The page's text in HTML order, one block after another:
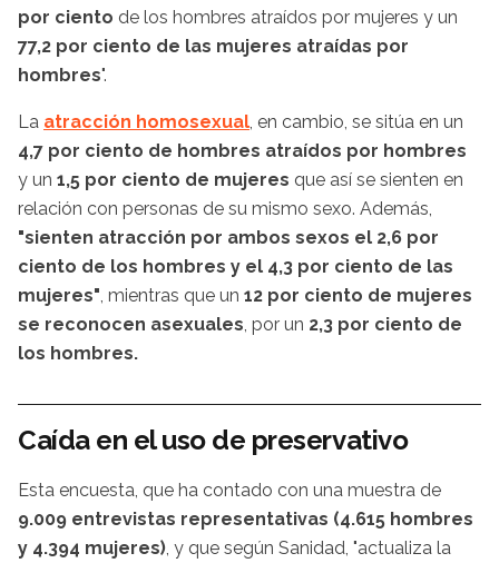
por ciento de los hombres atraídos por mujeres y un
77,2 por ciento de las mujeres atraídas por
hombres".
La atracción homosexual, en cambio, se sitúa en un
4,7 por ciento de hombres atraídos por hombres
y un 1,5 por ciento de mujeres que así se sienten en
relación con personas de su mismo sexo. Además,
"sienten atracción por ambos sexos el 2,6 por
ciento de los hombres y el 4,3 por ciento de las
mujeres", mientras que un 12 por ciento de mujeres
se reconocen asexuales, por un 2,3 por ciento de
los hombres.
Caída en el uso de preservativo
Esta encuesta, que ha contado con una muestra de
9.009 entrevistas representativas (4.615 hombres
y 4.394 mujeres), y que según Sanidad, "actualiza la